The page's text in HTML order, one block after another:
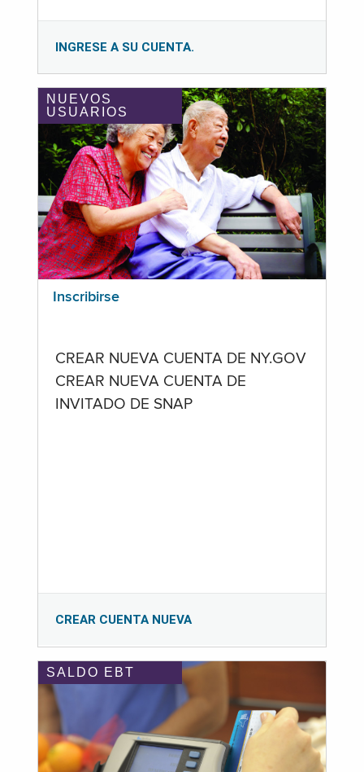
INGRESE A SU CUENTA.
NUEVOS
USUARIOS
Inscribirse
CREAR NUEVA CUENTA DE NY.GOV
CREAR NUEVA CUENTA DE
INVITADO DE SNAP
CREAR CUENTA NUEVA
SALDO EBT